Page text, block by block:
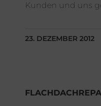
Kunden und uns
23. DEZEMBER 2012